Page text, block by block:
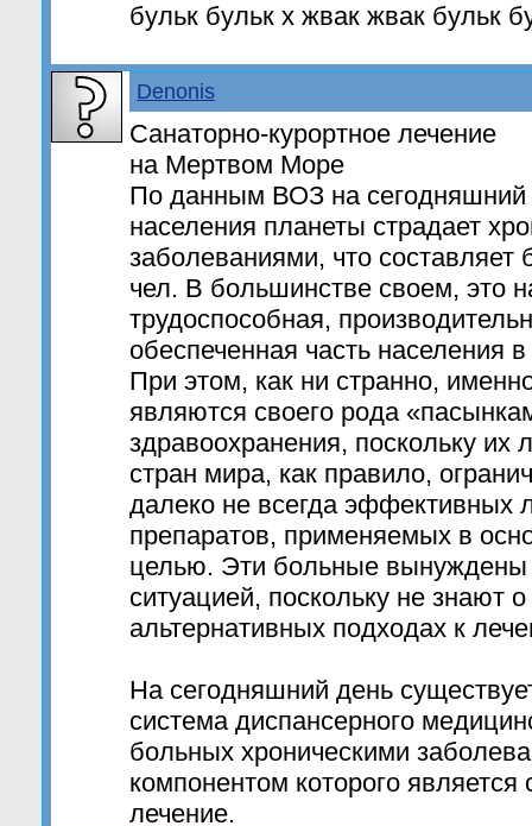
бульк бульк х жвак жвак бульк
Denonis
Санаторно-курортное лечение
на Мертвом Море
По данным ВОЗ на
населения планеты страдает
заболеваниями, что составляет
чел. В большинстве своем, это
трудоспособная,
обеспеченная часть населения
При этом, как ни странно,
являются своего рода
здравоохранения, поскольку их
стран мира, как правило,
далеко не всегда эффективных
препаратов, применяемых в
целью. Эти больные вынуждены
ситуацией, поскольку не знают
альтернативных подходах к
На сегодняшний день
система диспансерного
больных хроническими
компонентом которого является
лечение.